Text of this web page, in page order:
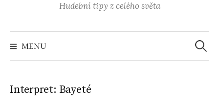
Hudební tipy z celého světa
MENU
Interpret: Bayeté